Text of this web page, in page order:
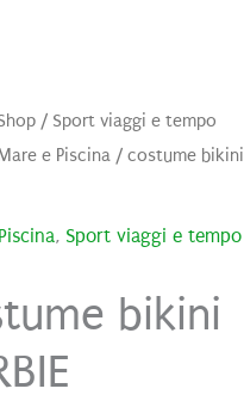
/ Sport viaggi e tempo
Mare e Piscina/ costume bikini
, Sport viaggi e tempo
bikini